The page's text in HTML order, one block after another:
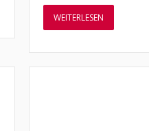
WEITERLESEN